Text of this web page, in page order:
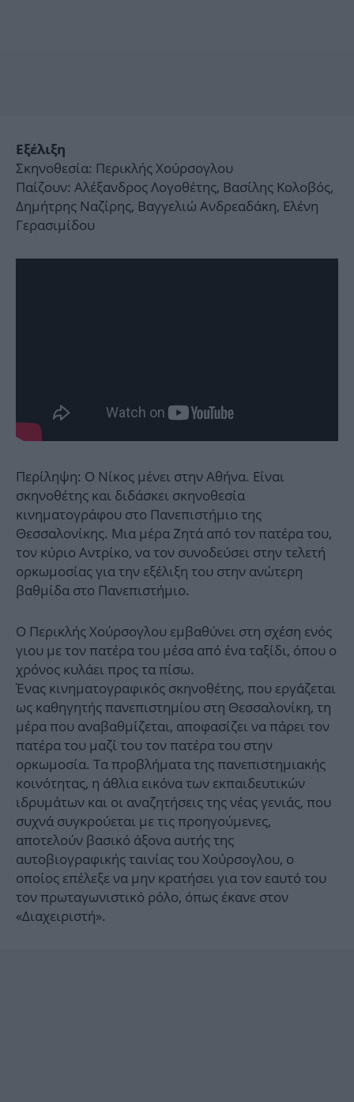
Εξέλιξη
Σκηνοθεσία: Περικλής Χούρσογλου
Παίζουν: Αλέξανδρος Λογοθέτης, Βασίλης Κολοβός,
Δημήτρης Ναζίρης, Βαγγελιώ Ανδρεαδάκη, Ελένη
Γερασιμίδου
Περίληψη: Ο Νίκος μένει στην Αθήνα. Είναι
σκηνοθέτης και διδάσκει σκηνοθεσία
κινηματογράφου στο Πανεπιστήμιο της
Θεσσαλονίκης. Μια μέρα Ζητά από τον πατέρα του,
τον κύριο Αντρίκο, να τον συνοδεύσει στην τελετή
ορκωμοσίας για την εξέλιξη του στην ανώτερη
βαθμίδα στο Πανεπιστήμιο.
Ο Περικλής Χούρσογλου εμβαθύνει στη σχέση ενός
γιου με τον πατέρα του μέσα από ένα ταξίδι, όπου ο
χρόνος κυλάει προς τα πίσω.
Ένας κινηματογραφικός σκηνοθέτης, που εργάζεται
ως καθηγητής πανεπιστημίου στη Θεσσαλονίκη, τη
μέρα που αναβαθμίζεται, αποφασίζει να πάρει τον
πατέρα του μαζί του τον πατέρα του στην
ορκωμοσία. Τα προβλήματα της πανεπιστημιακής
κοινότητας, η άθλια εικόνα των εκπαιδευτικών
ιδρυμάτων και οι αναζητήσεις της νέας γενιάς, που
συχνά συγκρούεται με τις προηγούμενες,
αποτελούν βασικό άξονα αυτής της
αυτοβιογραφικής ταινίας του Χούρσογλου, ο
οποίος επέλεξε να μην κρατήσει για τον εαυτό του
τον πρωταγωνιστικό ρόλο, όπως έκανε στον
«Διαχειριστή».